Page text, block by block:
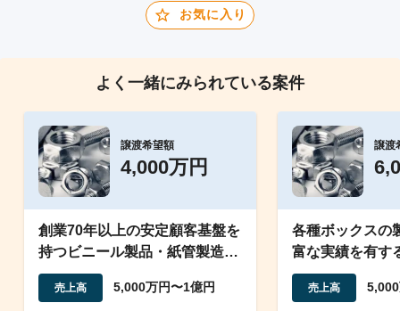
お気に入り
よく一緒にみられている案件
譲渡希望額
4,000万円
創業70年以上の安定顧客基盤を
持つビニール製品・紙管製造会
社
売上高 5,000万円〜1億円
譲渡
各種ボックスの
富な実績を有す
でニッチな事業
売上高